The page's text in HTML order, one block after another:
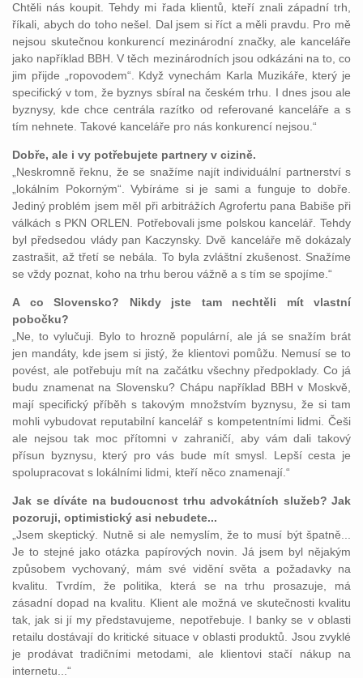
Chtěli nás koupit. Tehdy mi řada klientů, kteří znali západní trh,
říkali, abych do toho nešel. Dal jsem si říct a měli pravdu. Pro mě
nejsou skutečnou konkurencí mezinárodní značky, ale kanceláře
jako například BBH. V těch mezinárodních jsou odkázáni na to, co
jim přijde „ropovodem“. Když vynechám Karla Muzikáře, který je
specifický v tom, že byznys sbíral na českém trhu. I dnes jsou ale
byznysy, kde chce centrála razítko od referované kanceláře a s
tím nehnete. Takové kanceláře pro nás konkurencí nejsou.“
Dobře, ale i vy potřebujete partnery v cizině.
„Neskromně řeknu, že se snažíme najít individuální partnerství s
„lokálním Pokorným“. Vybíráme si je sami a funguje to dobře.
Jediný problém jsem měl při arbitrážích Agrofertu pana Babiše při
válkách s PKN ORLEN. Potřebovali jsme polskou kancelář. Tehdy
byl předsedou vlády pan Kaczynsky. Dvě kanceláře mě dokázaly
zastrašit, až třetí se nebála. To byla zvláštní zkušenost. Snažíme
se vždy poznat, koho na trhu berou vážně a s tím se spojíme.“
A co Slovensko? Nikdy jste tam nechtěli mít vlastní
pobočku?
„Ne, to vylučuji. Bylo to hrozně populární, ale já se snažím brát
jen mandáty, kde jsem si jistý, že klientovi pomůžu. Nemusí se to
povést, ale potřebuju mít na začátku všechny předpoklady. Co já
budu znamenat na Slovensku? Chápu například BBH v Moskvě,
mají specifický příběh s takovým množstvím byznysu, že si tam
mohli vybudovat reputabilní kancelář s kompetentními lidmi. Češi
ale nejsou tak moc přítomni v zahraničí, aby vám dali takový
přísun byznysu, který pro vás bude mít smysl. Lepší cesta je
spolupracovat s lokálními lidmi, kteří něco znamenají.“
Jak se díváte na budoucnost trhu advokátních služeb? Jak
pozoruji, optimistický asi nebudete...
„Jsem skeptický. Nutně si ale nemyslím, že to musí být špatně...
Je to stejné jako otázka papírových novin. Já jsem byl nějakým
způsobem vychovaný, mám své vidění světa a požadavky na
kvalitu. Tvrdím, že politika, která se na trhu prosazuje, má
zásadní dopad na kvalitu. Klient ale možná ve skutečnosti kvalitu
tak, jak si jí my představujeme, nepotřebuje. I banky se v oblasti
retailu dostávají do kritické situace v oblasti produktů. Jsou zvyklé
je prodávat tradičními metodami, ale klientovi stačí nákup na
internetu...“